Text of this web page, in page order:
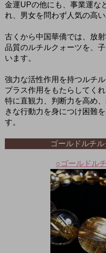
金運UPの他にも、事業運な
れ、男女を問わず人気の高
古くから中国華僑では、放
品質のルチルクォーツを、
います。
強力な活性作用を持つルチ
プラス作用をもたらしてくれ
特に直観力、判断力を高め
きな行動力を身につけ困難
す。
ゴールドルチ
○ゴールドル